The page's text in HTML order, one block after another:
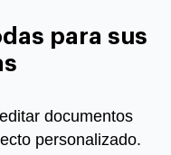
para sus
documentos
personalizado.